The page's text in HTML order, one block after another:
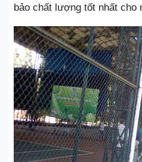
bảo chất lượng tốt nhất cho